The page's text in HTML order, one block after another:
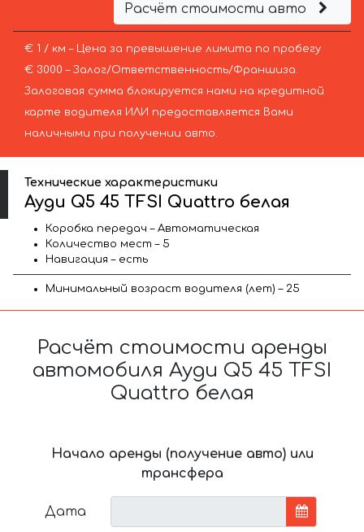
Расчёт стоимости авто
€ 1 / км – Цена за превышение лимита по пробегу
€ 3000 – Залог/Ответственность/Франшиза.
Залоговая сумма блокируется нами на кредитной
карте водителя ИЛИ предоставляется Вами
наличными при получении авто.
Технические характеристики
Ауди Q5 45 TFSI Quattro белая
Коробка передач – Автоматическая
Количество мест – 5
Навигация – есть
Минимальный возраст водителя (лет) – 25
Расчёт стоимости аренды
автомобиля Ауди Q5 45 TFSI
Quattro белая
Начало аренды (получение авто) или
трансфера
Дата